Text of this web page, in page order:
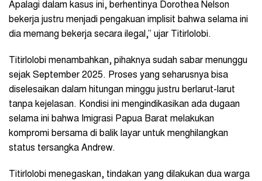
Apalagi dalam kasus ini, berhentinya Dorothea Nelson
bekerja justru menjadi pengakuan implisit bahwa selama ini
dia memang bekerja secara ilegal,” ujar Titirlolobi.
Titirlolobi menambahkan, pihaknya sudah sabar menunggu
sejak September 2025. Proses yang seharusnya bisa
diselesaikan dalam hitungan minggu justru berlarut-larut
tanpa kejelasan. Kondisi ini mengindikasikan ada dugaan
selama ini bahwa Imigrasi Papua Barat melakukan
kompromi bersama di balik layar untuk menghilangkan
status tersangka Andrew.
Titirlolobi menegaskan, tindakan yang dilakukan dua warga